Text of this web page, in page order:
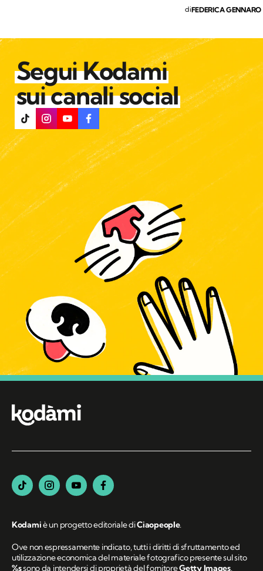
diFEDERICA GENNARO
Segui Kodami
sui canali social
Kodamiè un progetto editoriale diCiaopeople.
Ove non espressamente indicato, tutti i diritti di sfruttamento ed
utilizzazione economica del materiale fotografico presente sul sito
%ssono da intendersi di proprietà del fornitoreGetty Images.